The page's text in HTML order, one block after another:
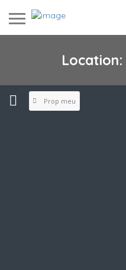
Location:
Prop meu